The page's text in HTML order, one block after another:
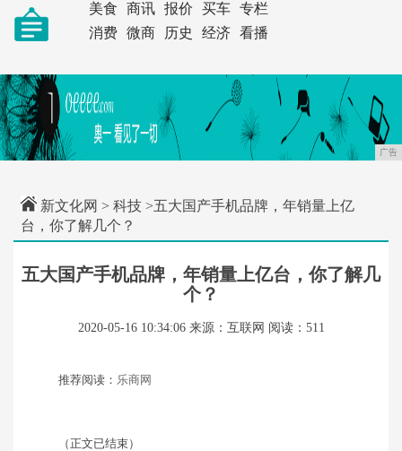
美食
商讯 报价 买车
专栏
消费
微商 历史 经济 看播
广告
新文化网 > 科技 >五大国产手机品牌，年销量上亿
台，你了解几个？
五大国产手机品牌，年销量上亿台，你了解几
个？
2020-05-16 10:34:06 来源：互联网 阅读：511
推荐阅读： 乐商网
（正文已结束）